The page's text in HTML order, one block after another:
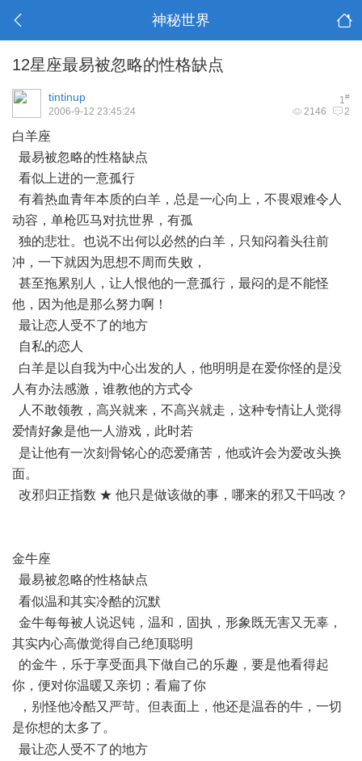
神秘世界
12星座最易被忽略的性格缺点
1#
tintinup
2146 2
2006-9-12 23:45:24
白羊座
最易被忽略的性格缺点
看似上进的一意孤行
有着热血青年本质的白羊，总是一心向上，不畏艰难令人
动容，单枪匹马对抗世界，有孤
独的悲壮。也说不出何以必然的白羊，只知闷着头往前
冲，一下就因为思想不周而失败，
甚至拖累别人，让人恨他的一意孤行，最闷的是不能怪
他，因为他是那么努力啊！
最让恋人受不了的地方
自私的恋人
白羊是以自我为中心出发的人，他明明是在爱你怪的是没
人有办法感激，谁教他的方式令
人不敢领教，高兴就来，不高兴就走，这种专情让人觉得
爱情好象是他一人游戏，此时若
是让他有一次刻骨铭心的恋爱痛苦，他或许会为爱改头换
面。
改邪归正指数 ★ 他只是做该做的事，哪来的邪又干吗改？
金牛座
最易被忽略的性格缺点
看似温和其实冷酷的沉默
金牛每每被人说迟钝，温和，固执，形象既无害又无辜，
其实内心高傲觉得自己绝顶聪明
的金牛，乐于享受面具下做自己的乐趣，要是他看得起
你，便对你温暖又亲切；看扁了你
，别怪他冷酷又严苛。但表面上，他还是温吞的牛，一切
是你想的太多了。
最让恋人受不了的地方